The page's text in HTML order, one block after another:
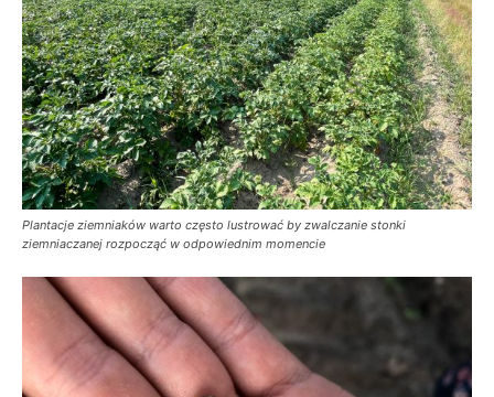
Plantacje ziemniaków warto często lustrować by zwalczanie stonki
ziemniaczanej rozpocząć w odpowiednim momencie